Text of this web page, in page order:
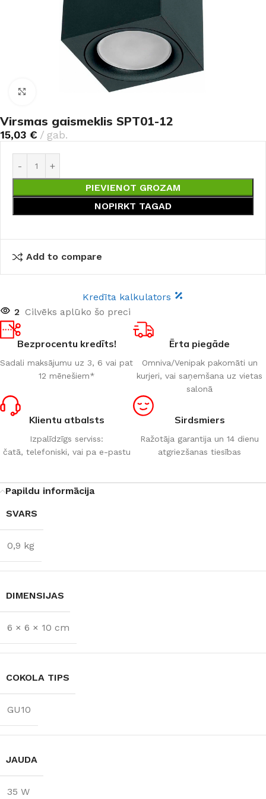
Noklikšķiniet, lai palielinātu
Virsmas gaismeklis SPT01-12
15,03 € gab.
PIEVIENOT GROZAM
NOPIRKT TAGAD
Add to compare
Kredīta kalkulators
2 Cilvēks aplūko šo preci
Bezprocentu kredīts!
Sadali maksājumu uz 3, 6 vai pat
12 mēnešiem*
Ērta piegāde
Omniva/Venipak pakomāti un
kurjeri, vai saņemšana uz vietas
salonā
Klientu atbalsts
Izpalīdzīgs serviss:
čatā, telefoniski, vai pa e-pastu
Sirdsmiers
Ražotāja garantija un 14 dienu
atgriezšanas tiesības
Papildu informācija
SVARS
0,9 kg
DIMENSIJAS
6 × 6 × 10 cm
COKOLA TIPS
GU10
JAUDA
35 W